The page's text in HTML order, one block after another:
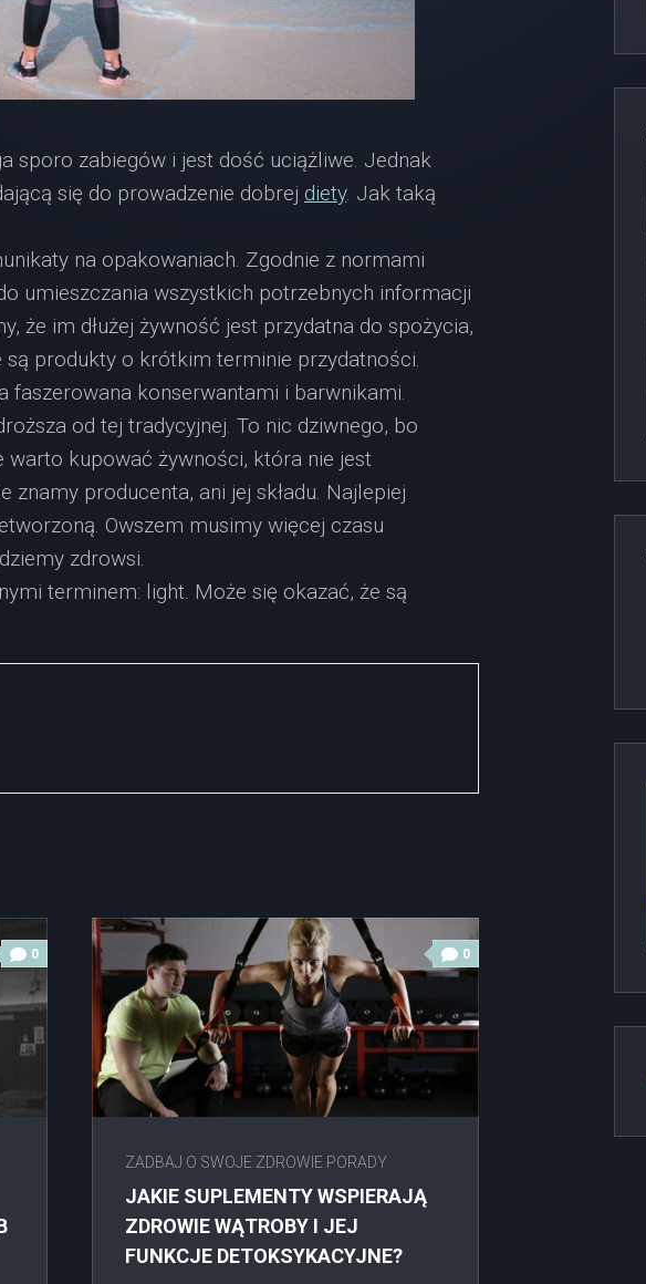
sporo zabiegów i jest dość uciążliwe. Jednak
się do prowadzenie dobrej diety. Jak taką
na opakowaniach. Zgodnie z normami
umieszczania wszystkich potrzebnych informacji
że im dłużej żywność jest przydatna do spożycia,
produkty o krótkim terminie przydatności.
faszerowana konserwantami i barwnikami.
od tej tradycyjnej. To nic dziwnego, bo
warto kupować żywności, która nie jest
znamy producenta, ani jej składu. Najlepiej
Owszem musimy więcej czasu
zdrowsi.
terminem: light. Może się okazać, że są
0 0
ZADBAJ O SWOJE ZDROWIE PORADY
JAKIE SUPLEMENTY WSPIERAJĄ
ZDROWIE WĄTROBY I JEJ
FUNKCJE DETOKSYKACYJNE?